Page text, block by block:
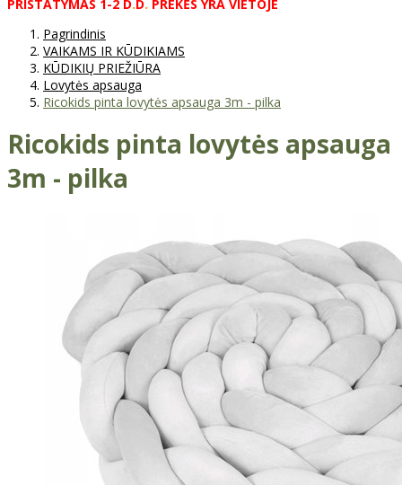
PRISTATYMAS 1-2 D. D. PREKĖS YRA VIETOJE
Pagrindinis
VAIKAMS IR KŪDIKIAMS
KŪDIKIŲ PRIEŽIŪRA
Lovytės apsauga
Ricokids pinta lovytės apsauga 3m - pilka
Ricokids pinta lovytės apsauga
3m - pilka